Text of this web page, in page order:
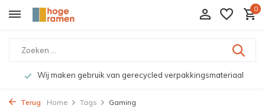
0
Wij maken gebruik van gerecycled verpakkingsmateriaal
Terug Home Tags Gaming